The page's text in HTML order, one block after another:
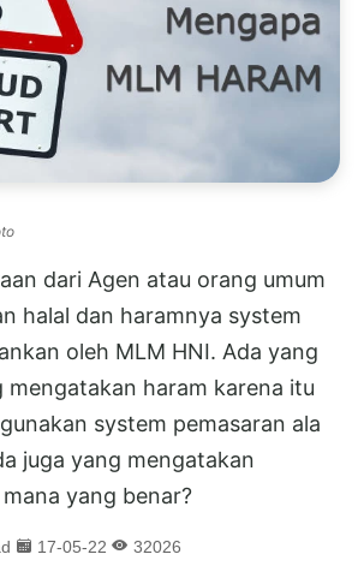
dari Agen atau orang umum
halal dan haramnya system
oleh MLM HNI. Ada yang
mengatakan haram karena itu
system pemasaran ala
juga yang mengatakan
yang benar?
17-05-22 32026